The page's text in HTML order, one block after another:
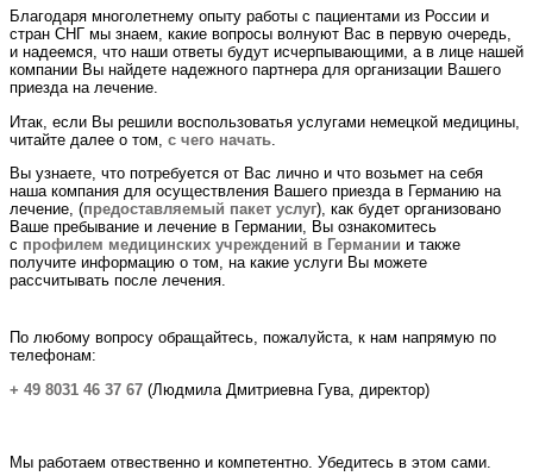
Благодаря многолетнему опыту работы с пациентами из России и
стран СНГ мы знаем, какие вопросы волнуют Вас в первую очередь,
и надеемся, что наши ответы будут исчерпывающими, а в лице нашей
компании Вы найдете надежного партнера для организации Вашего
приезда на лечение.
Итак, если Вы решили воспользоватья услугами немецкой медицины,
читайте далее о том, с чего начать
Вы узнаете, что потребуется от Вас лично и что возьмет на себя
наша компания для осуществления Вашего приезда в Германию на
лечение, (предоставляемый пакет услуг), как будет организовано
Ваше пребывание и лечение в Германии, Вы ознакомитесь
с профилем медицинских учреждений в Германии и также
получите информацию о том, на какие услуги Вы можете
рассчитывать после лечения.
По любому вопросу обращайтесь, пожалуйста, к нам напрямую по
телефонам:
+ 49 8031 46 37 67 (Людмила Дмитриевна Гува, директор)
Мы работаем отвественно и компетентно. Убедитесь в этом сами.